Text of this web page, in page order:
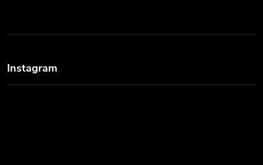
Instagram